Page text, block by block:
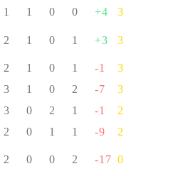
1 1 0 0 +4 3
2 1 0 1 +3 3
2 1 0 1 -1
3
3 1 0 2 -7
3
3 0 2 1 -1
2
2 0 1 1 -9 2
2 0 0 2 -17 0